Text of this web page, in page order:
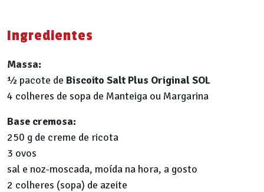
Ingredientes
Massa:
½ pacote de Biscoito Salt Plus Original SOL
4 colheres de sopa de Manteiga ou Margarina
Base cremosa:
250 g de creme de ricota
3 ovos
sal e noz-moscada, moída na hora, a gosto
2 colheres (sopa) de azeite